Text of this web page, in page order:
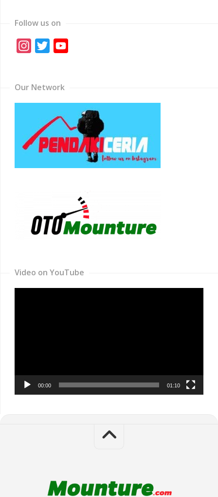
Follow us on
Instagram
Twitter
Our Network
Video on YouTube
00:00 01:10